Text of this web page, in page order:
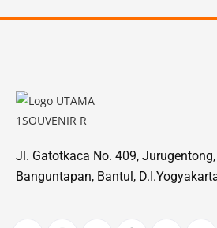
Jl. Gatotkaca No. 409, Jurugentong,
Banguntapan, Bantul,